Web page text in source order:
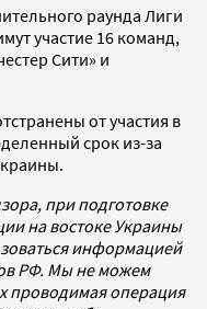
раунда Лиги
участие 16 команд,
Сити» и
от участия в
срок из-за
при подготовке
на востоке Украины
информацией
РФ. Мы не можем
проводимая операция